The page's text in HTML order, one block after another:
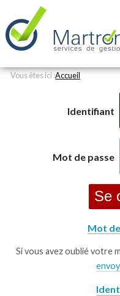
Personal
tools
contenu.
|
Aller
la
Navigation
Vous êtes ici :Accueil
Identifiant
Mot de passe
Mot
Si vous avez oublié votre